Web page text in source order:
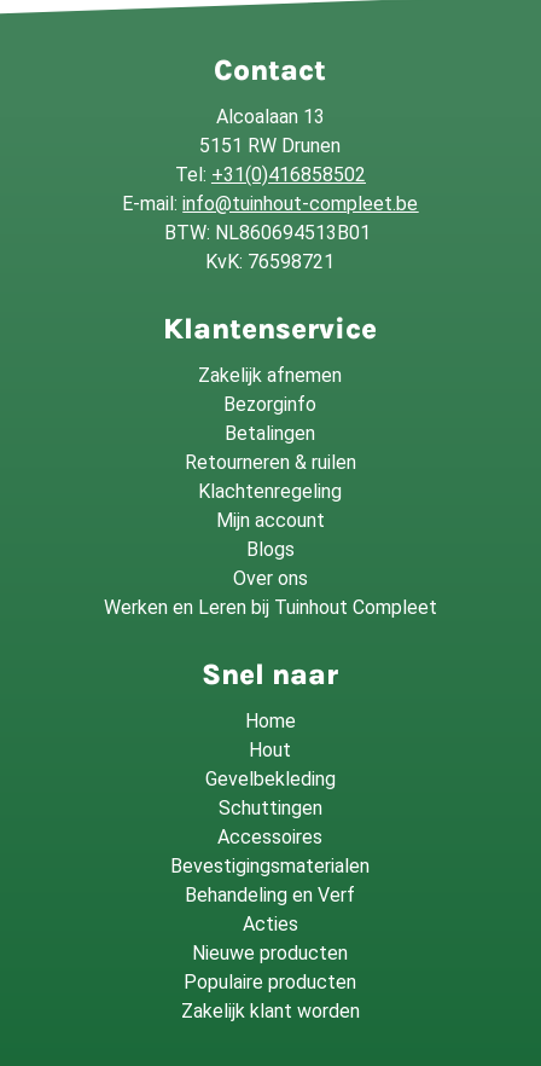
Contact
Alcoalaan 13
5151 RW Drunen
Tel: +31(0)416858502
E-mail:info@tuinhout-compleet.be
BTW: NL860694513B01
KvK: 76598721
Klantenservice
Zakelijk afnemen
Bezorginfo
Betalingen
Retourneren & ruilen
Klachtenregeling
Mijn account
Blogs
Over ons
Werken en Leren bij Tuinhout Compleet
Snel naar
Home
Hout
Gevelbekleding
Schuttingen
Accessoires
Bevestigingsmaterialen
Behandeling en Verf
Acties
Nieuwe producten
Populaire producten
Zakelijk klant worden